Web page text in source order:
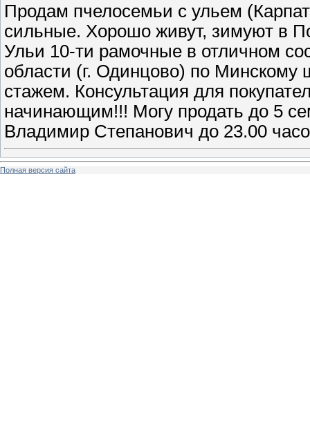
Продам пчелосемьи с ульем
сильные. Хорошо живут, зимуют в
Ульи 10-ти рамочные в отличном
области (г. Одинцово) по Минскому
стажем. Консультация для
начинающим!!! Могу продать до 5
Владимир Степанович до 23.00
Полная версия сайта